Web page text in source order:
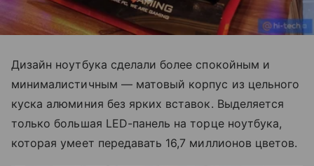
Дизайн ноутбука сделали более спокойным и
минималистичным — матовый корпус из цельного
куска алюминия без ярких вставок. Выделяется
только большая LED-панель на торце ноутбука,
которая умеет передавать 16,7 миллионов цветов.